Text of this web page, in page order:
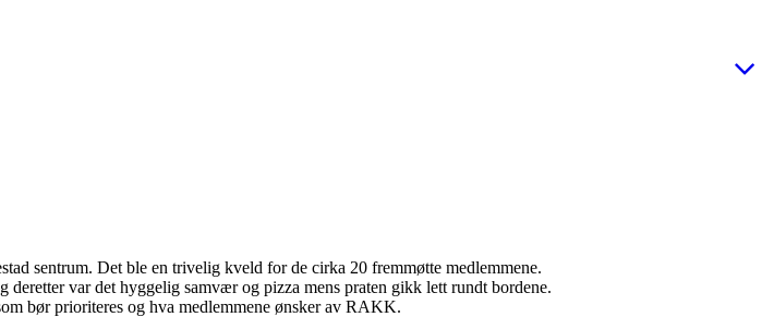
sentrum. Det ble en trivelig kveld for de cirka 20 fremmøtte medlemmene.
deretter var det hyggelig samvær og pizza mens praten gikk lett rundt bordene.
bør prioriteres og hva medlemmene ønsker av RAKK.